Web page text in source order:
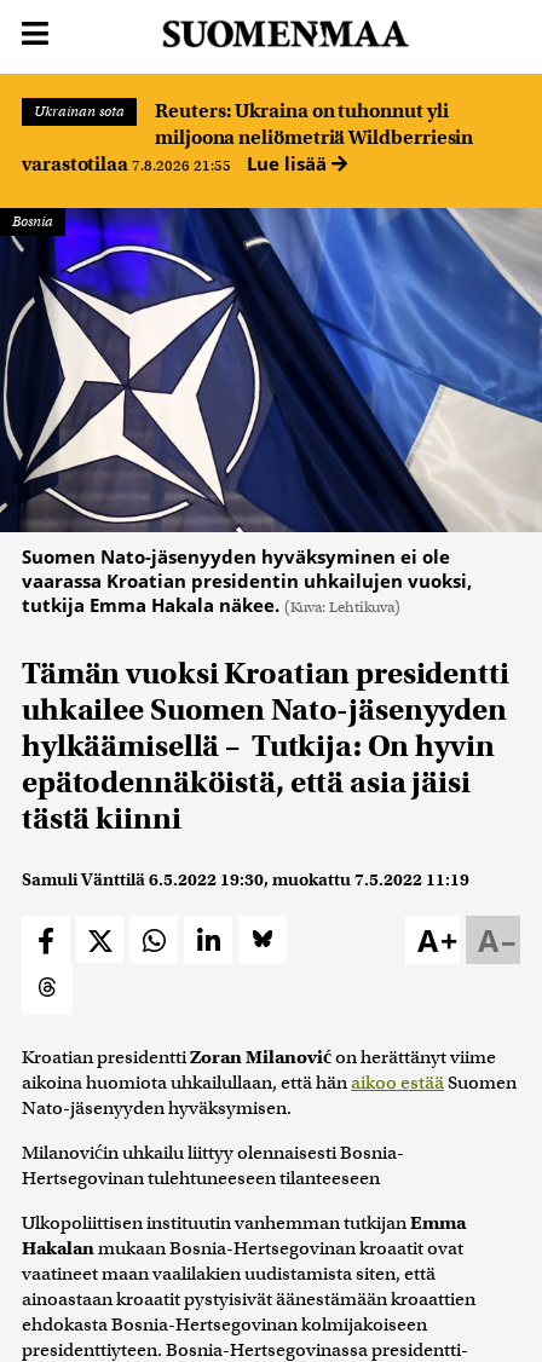
Ukrainan sota
Reuters: Ukraina on tuhonnut yli
miljoona neliömetriä Wildberriesin
varastotilaa 7.8.2026 21:55 Lue lisää
Bosnia
Suomen Nato-jäsenyyden hyväksyminen ei ole
vaarassa Kroatian presidentin uhkailujen vuoksi,
tutkija Emma Hakala näkee. (Kuva: Lehtikuva)
Tämän vuoksi Kroatian presidentti
uhkailee Suomen Nato-jäsenyyden
hylkäämisellä – Tutkija: On hyvin
epätodennäköistä, että asia jäisi
tästä kiinni
Samuli Vänttilä6.5.2022 19:30, muokattu7.5.2022 11:19
A–
A+
Kroatian presidenttiZoran Milanovićon herättänyt viime
aikoina huomiota uhkailullaan, että hänaikoo estääSuomen
Nato-jäsenyyden hyväksymisen.
Milanovićin uhkailu liittyy olennaisesti Bosnia-
Hertsegovinan tulehtuneeseen tilanteeseen
Ulkopoliittisen instituutin vanhemman tutkijanEmma
Hakalanmukaan Bosnia-Hertsegovinan kroaatit ovat
vaatineet maan vaalilakien uudistamista siten, että
ainoastaan kroaatit pystyisivät äänestämään kroaattien
ehdokasta Bosnia-Hertsegovinan kolmijakoiseen
presidenttiyteen. Bosnia-Hertsegovinassa presidentti-